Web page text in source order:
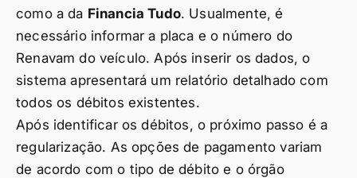
como a da Financia Tudo. Usualmente, é
necessário informar a placa e o número do
Renavam do veículo. Após inserir os dados, o
sistema apresentará um relatório detalhado com
todos os débitos existentes.
Após identificar os débitos, o próximo passo é a
regularização. As opções de pagamento variam
de acordo com o tipo de débito e o órgão